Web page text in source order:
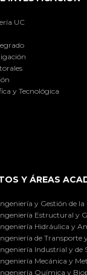
UC
y Tecnológica
Y ÁREAS
y Gestión de
Estructural y
Hidráulica y
de Transporte
Industrial y de
Mecánica y
Química y